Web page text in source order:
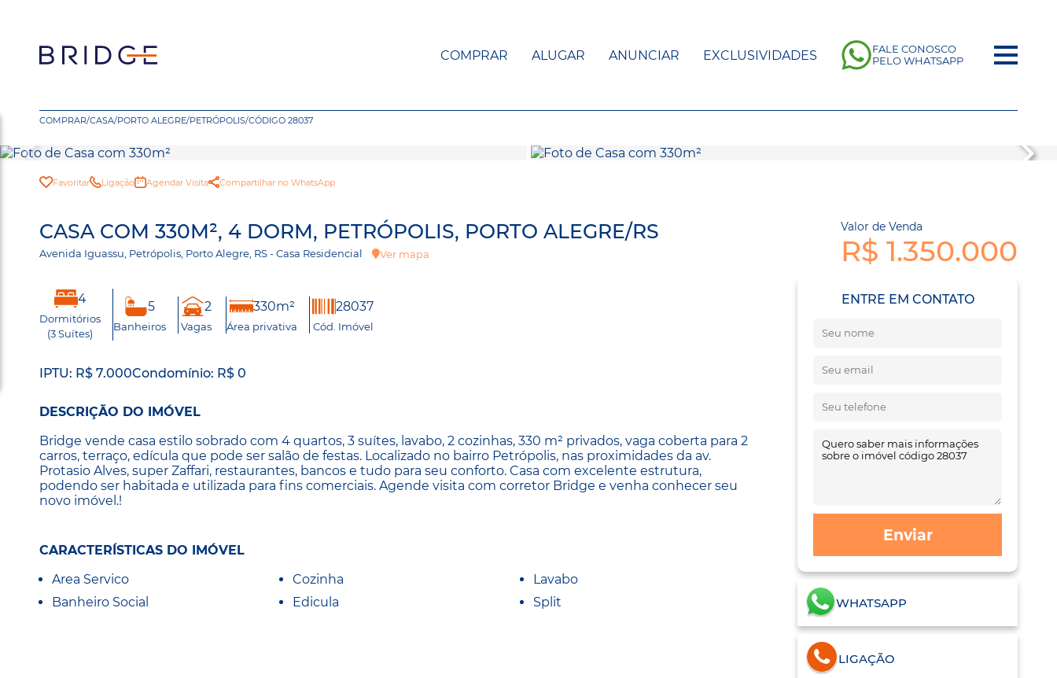
COMPRAR ALUGAR ANUNCIAR EXCLUSIVIDADES
FALE CONOSCO
PELO WHATSAPP
COMPRAR/CASA/PORTO ALEGRE/PETRÓPOLIS/CÓDIGO 28037
Favoritar Ligação Agendar Visita Compartilhar no WhatsApp
CASA COM 330M², 4 DORM, PETRÓPOLIS, PORTO ALEGRE/RS
Avenida Iguassu, Petrópolis, Porto Alegre, RS - Casa Residencial Ver mapa
Valor de Venda
R$ 1.350.000
4
Dormitórios
(3 Suítes)
5
Banheiros
2
Vagas
330m²
Área privativa
28037
Cód. Imóvel
IPTU: R$ 7.000Condomínio: R$ 0
DESCRIÇÃO DO IMÓVEL
Bridge vende casa estilo sobrado com 4 quartos, 3 suítes, lavabo, 2 cozinhas, 330 m² privados, vaga coberta para 2
carros, terraço, edícula que pode ser salão de festas. Localizado no bairro Petrópolis, nas proximidades da av.
Protasio Alves, super Zaffari, restaurantes, bancos e tudo para seu conforto. Casa com excelente estrutura,
podendo ser habitada e utilizada para fins comerciais. Agende visita com corretor Bridge e venha conhecer seu
novo imóvel.!
CARACTERÍSTICAS DO IMÓVEL
Area Servico
Banheiro Social
Cozinha
Edicula
Lavabo
Split
ENTRE EM CONTATO
Enviar
WHATSAPP
LIGAÇÃO